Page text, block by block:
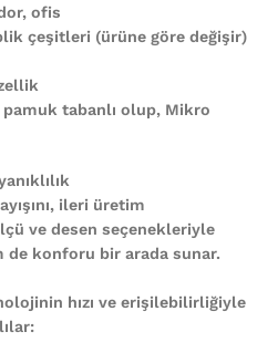
ofis
çeşitleri (ürüne göre değişir)
pamuk tabanlı olup, Mikro
ileri üretim
ve desen seçenekleriyle
de konforu bir arada sunar.
hızı ve erişilebilirliğiyle